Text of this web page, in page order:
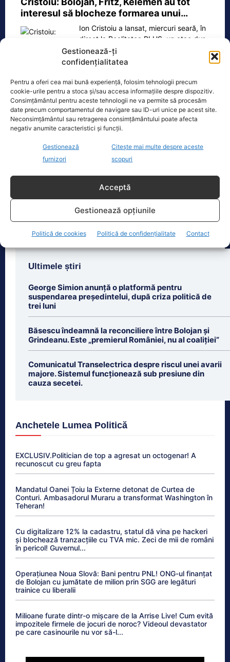
Gestionează-ți
confidențialitatea
Pentru a oferi cea mai bună experiență, folosim tehnologii precum
cookie-urile pentru a stoca și/sau accesa informațiile despre dispozitiv.
Consimțământul pentru aceste tehnologii ne va permite să procesăm
date precum comportamentul de navigare sau ID-uri unice pe acest site.
Neconsimțământul sau retragerea consimțământului poate afecta
negativ anumite caracteristici și funcții.
Gestionează
furnizori
Citește mai multe despre aceste
scopuri
Acceptă
Gestionează opțiunile
Politică de cookies Politică de confidențialitate Contact
interesul să blocheze formarea unui…
Ion Cristoiu a lansat, miercuri seară, în
direct la Realitatea PLUS, un atac dur
la adresa lui Ilie Bolojan și
Oficiul de Știri
concertele…
perioada 7-9 august, aduc în centrul
orașului trei seri de concert, un
spectacol impresionant cu drone[...]
Ultimele știri
George Simion anunță o platformă pentru
suspendarea președintelui, după criza politică de
trei luni
Băsescu îndeamnă la reconciliere între Bolojan și
Grindeanu. Este „premierul României, nu al coaliției”
Comunicatul Transelectrica despre riscul unei avarii
majore. Sistemul funcționează sub presiune din
cauza secetei.
Anchetele Lumea Politică
EXCLUSIV.Politician de top a agresat un octogenar! A
recunoscut cu greu fapta
Mandatul Oanei Țoiu la Externe detonat de Curtea de
Conturi. Ambasadorul Muraru a transformat Washington în
Teheran!
Cu digitalizare 12% la cadastru, statul dă vina pe hackeri
și blochează tranzacțiile cu TVA mic. Zeci de mii de români
în pericol! Guvernul...
Operațiunea Noua Slovă: Bani pentru PNL! ONG-ul finanțat
de Bolojan cu jumătate de milion prin SGG are legături
trainice cu liberalii
Milioane furate dintr-o mișcare de la Arrise Live! Cum evită
impozitele firmele de jocuri de noroc? Videoul devastator
pe care casinourile nu vor să-l...